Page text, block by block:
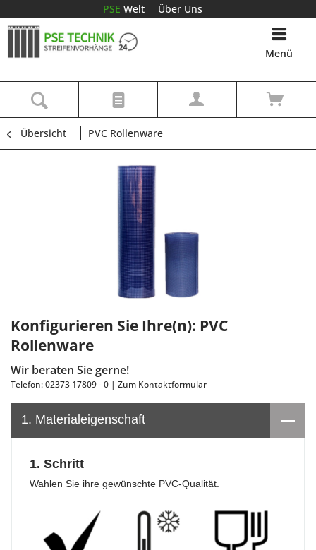
PSE Welt Über Uns
Menü
Übersicht PVC Rollenware
Konfigurieren Sie Ihre(n): PVC
Rollenware
Wir beraten Sie gerne!
Telefon: 02373 17809 - 0 | Zum Kontaktformular
1. Materialeigenschaft
1. Schritt
Wahlen Sie ihre gewünschte PVC-Qualität.